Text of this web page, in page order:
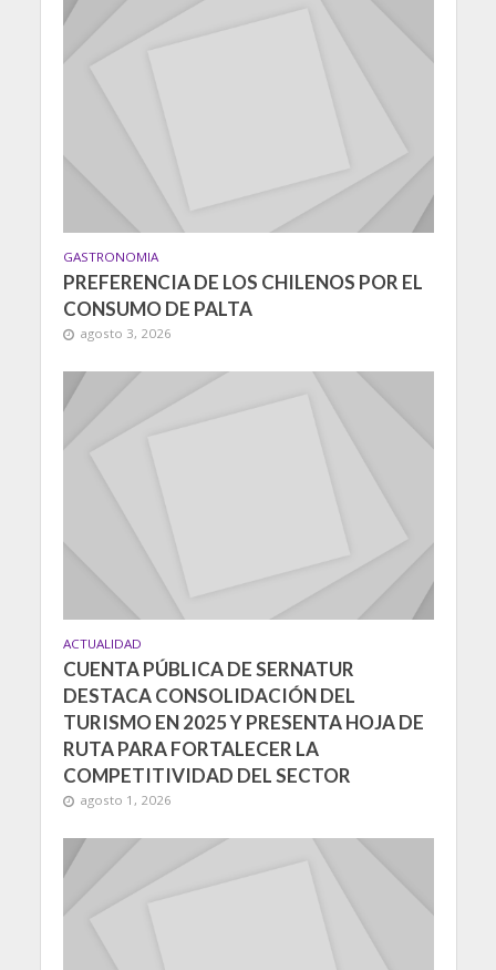
GASTRONOMIA
PREFERENCIA DE LOS CHILENOS POR EL
CONSUMO DE PALTA
agosto 3, 2026
ACTUALIDAD
CUENTA PÚBLICA DE SERNATUR
DESTACA CONSOLIDACIÓN DEL
TURISMO EN 2025 Y PRESENTA HOJA DE
RUTA PARA FORTALECER LA
COMPETITIVIDAD DEL SECTOR
agosto 1, 2026